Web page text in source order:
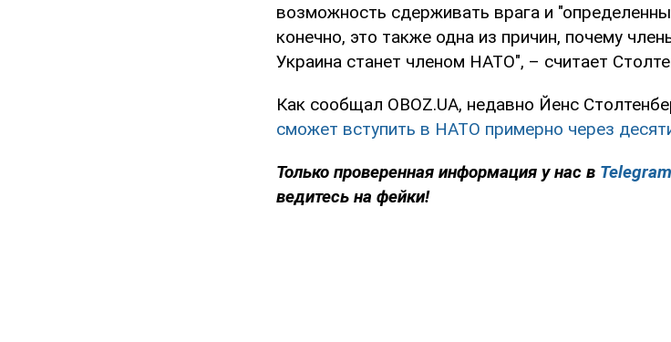
возможность сдерживать врага и
конечно, это также одна из причин, почему
Украина станет членом НАТО", – считает
Как сообщал OBOZ.UA, недавно Йенс
сможет вступить в НАТО примерно через
Только проверенная информация у нас в
ведитесь на фейки!